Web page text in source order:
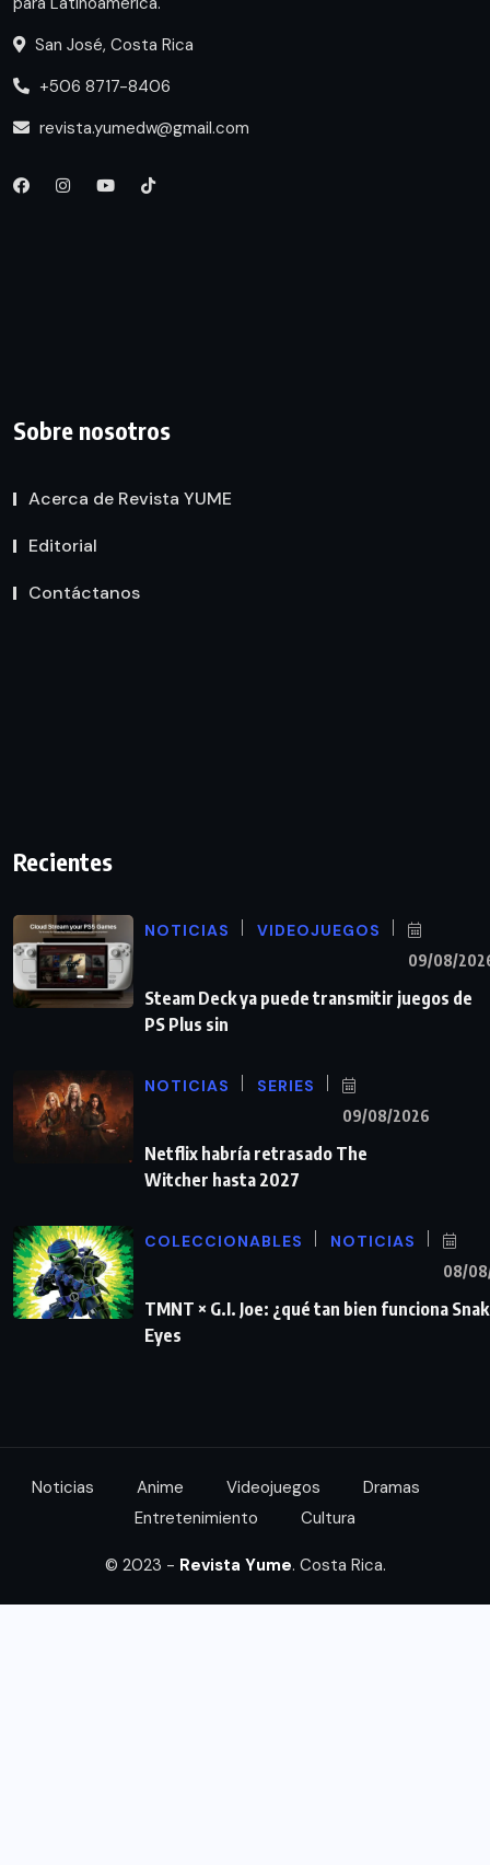
San José, Costa Rica
+506 8717-8406
revista.yumedw@gmail.com
Sobre nosotros
Acerca de Revista YUME
Editorial
Contáctanos
Recientes
NOTICIAS VIDEOJUEGOS
09/08/
Steam Deck ya puede transmitir juegos de
PS Plus sin
NOTICIAS SERIES
09/08/2026
Netflix habría retrasado The
Witcher hasta 2027
COLECCIONABLES NOTICIAS
08/
TMNT × G.I. Joe: ¿qué tan bien funciona
Eyes
Noticias Anime Videojuegos
Dramas
Entretenimiento
Cultura
© 2023 - Revista Yume. Costa Rica.